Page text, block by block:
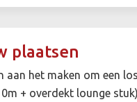
plaatsen
aan het maken om een
+ overdekt lounge